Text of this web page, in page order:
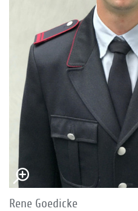
Rene Goedicke